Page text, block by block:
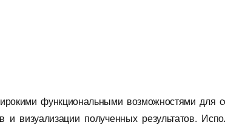
функциональными возможностями для
визуализации полученных результатов.